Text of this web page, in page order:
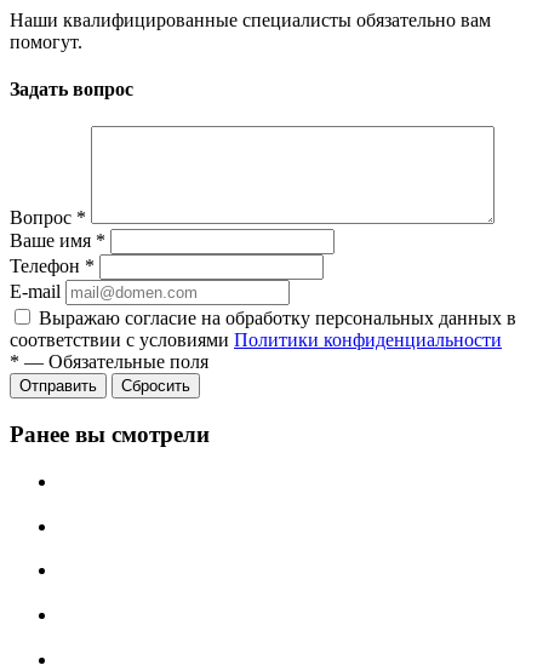
Наши квалифицированные специалисты обязательно вам
помогут.
Задать вопрос
Вопрос *
Ваше имя *
Телефон *
E-mail
Выражаю согласие на обработку персональных данных в
соответствии с условиями Политики конфиденциальности
* — Обязательные поля
Отправить Сбросить
Ранее вы смотрели